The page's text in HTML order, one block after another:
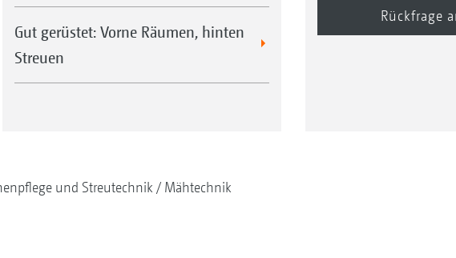
Gut gerüstet: Vorne Räumen, hinten
Streuen
und Streutechnik Mähtechnik